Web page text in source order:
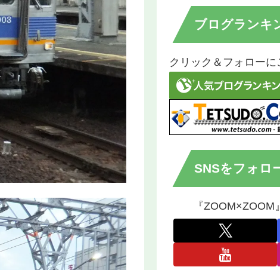
ブログランキ
クリック＆フォロー
SNSをフォロ
『